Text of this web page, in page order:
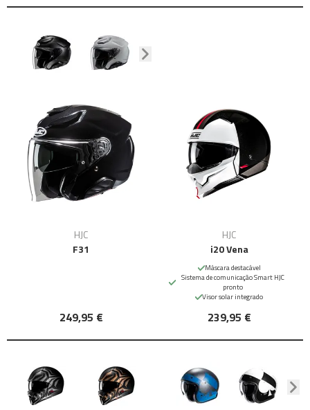
HJC
F31
249,95 €
HJC
i20 Vena
Máscara destacável
Sistema de comunicação Smart HJC
pronto
Visor solar integrado
239,95 €